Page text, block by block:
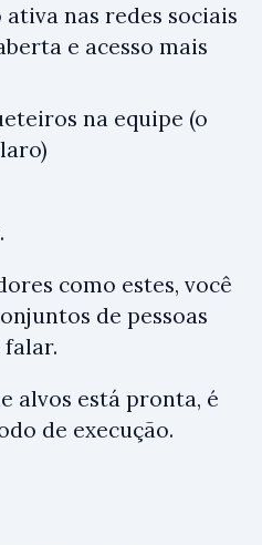
nas redes sociais
e acesso mais
na equipe (o
como estes, você
de pessoas
falar.
alvos está pronta, é
de execução.